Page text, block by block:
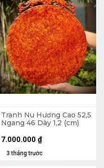
Tranh Nu Hương Cao 52,5
Ngang 46 Dày 1,2 (cm)
3 tháng trước
7.000.000 ₫